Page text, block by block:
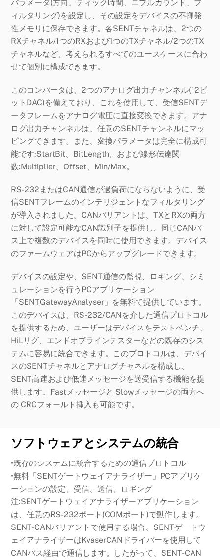
パラメータ(方向、ティック時間、ニブルカウント、フ
ィルタリング)を設定し、その設定をデバイスの不揮発
性メモリに保存できます。各SENTチャネルは、2つの
RXチャネル/1つのRXおよび1つのTXチャネル/2つのTX
チャネルなど、考えられるすべてのユースケースに合わ
せて個別に構成できます。
このコンバータは、2つのアナログ出力チャンネル(12ビ
ットDAC)を備えており、これを使用して、受信SENTデ
ータフレームをアナログ電圧に直接変換できます。アナ
ログ出力チャンネルは、任意のSENTチャンネルにマッ
ピングできます。また、変換パラメータは完全に構成可
能です:StartBit、BitLength、および線形伝達関
数:Multiplier、Offset、Min/Max。
RS-232またはCAN通信が過負荷にならないように、受
信SENTフレームのインテリジェントなフィルタリング
が導入されました。CANバリアントは、TXとRXの両方
に対して設定可能なCAN識別子を提供し、同じCANバ
ス上で複数のデバイスを同時に使用できます。デバイス
のファームウェアはPCからアップグレードできます。
デバイスの設定や、SENT通信の監視、ロギング、シミ
ュレーションを行うPCアプリケーション
「SENTGatewayAnalyser」を無料で提供しています。
このデバイスは、RS-232/CANを介した通信プロトコル
を提供するため、ユーザーはデバイスをテストベンチ、
HiLリグ、エンドオブラインテスターなどの既存のシス
テムに容易に統合できます。このプロトコルは、デバイ
スのSENTチャネルとアナログチャネルを構成し、
SENT高速および低速メッセージを送受信する機能を提
供します。Fastメッセージと Slowメッセージの両方へ
の CRCフォールト挿入も可能です。
ソフトウェアとシステムの統合
•既存のシステムに統合するための通信プロトコル
•無料「SENTゲートウェイアナライザー」PCアプリケ
ーションの設定、受信、送信、ロギング
注:SENTゲートウェイアナライザーアプリケーション
は、任意のRS-232ポート(COMポート)で動作します。
SENT-CANバリアントで使用する場合、SENTゲートウ
ェイアナライザーはKvaserCANドライバーを使用して
CANバス経由で通信します。したがって、SENT-CAN